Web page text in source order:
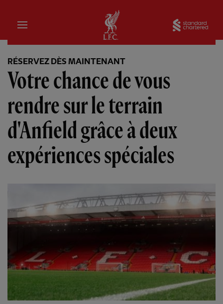
Domicile
RÉSERVEZ DÈS MAINTENANT
Votre chance de vous
rendre sur le terrain
d'Anfield grâce à deux
expériences spéciales